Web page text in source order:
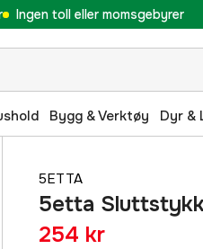
Ingen toll eller momsgebyrer
Bygg & Verktøy Dyr &
5ETTA
5etta
254 kr